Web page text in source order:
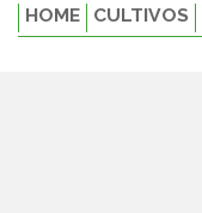
HOME CULTIVOS